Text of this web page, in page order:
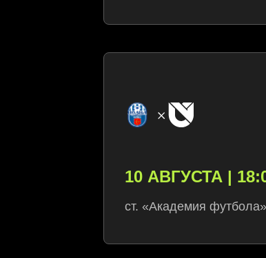
10 АВГУСТА |
ст. «Академия